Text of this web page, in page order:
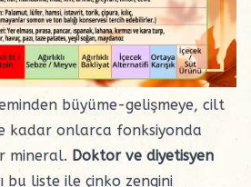
büyüme-gelişmeye, cilt
kadar onlarca fonksiyonda
mineral. Doktor ve diyetisyen
bu liste ile çinko zengini